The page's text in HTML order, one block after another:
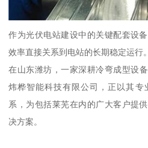
作为光伏电站建设中的关键配套设
效率直接关系到电站的长期稳定运行。
在山东潍坊，一家深耕冷弯成型设
炜桦智能科技有限公司，正以其
系，为包括莱芜在内的广大客户提
决方案。